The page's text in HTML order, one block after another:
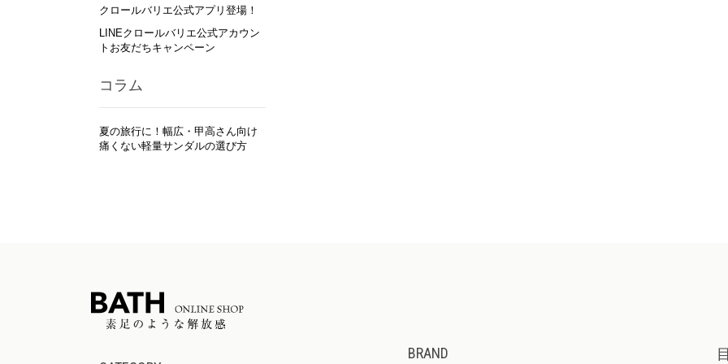
クロールバリエ公式アプリ登場！
LINEクロールバリエ公式アカウン
トお友だちキャンペーン
コラム
夏の旅行に！幅広・甲高さん向け
痛くない軽量サンダルの選び方
BRAND